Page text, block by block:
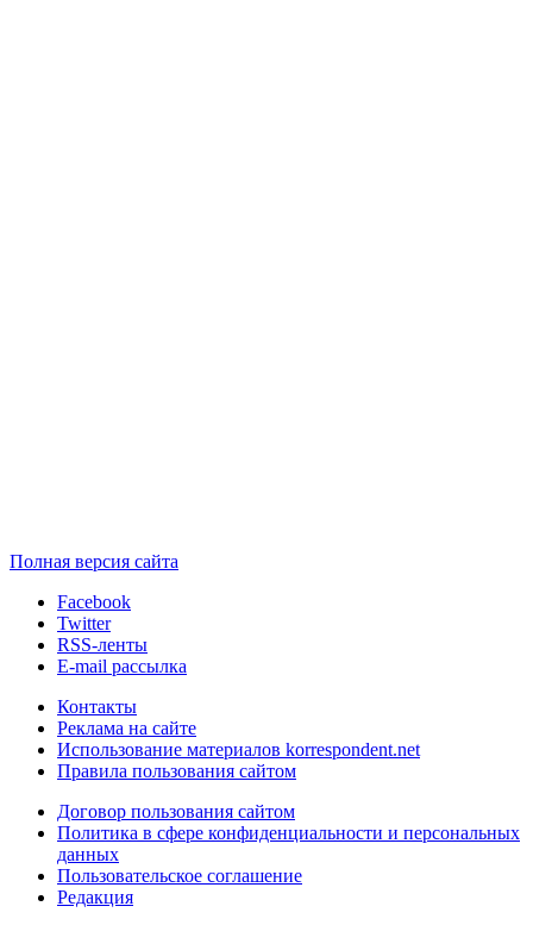
Полная версия сайта
Facebook
Twitter
RSS-ленты
E-mail рассылка
Контакты
Реклама на сайте
Использование материалов korrespondent.net
Правила пользования сайтом
Договор пользования сайтом
Политика в сфере конфиденциальности и персональных
данных
Пользовательское соглашение
Редакция